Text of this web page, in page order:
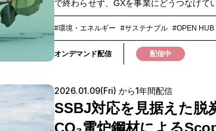
動に向け、制度理解から実務対応へ移行
・社内体制の構築や部門横断での推進に
あり方を検討したい方
で終わらせず、GXを事業にどうつなげて
的な気候変動の深刻化を背景に、自治
GX（グリーントランスフォーメーション
戦略や事業判断に直結する重要テーマへ
特に、2026年度から開始予定のGX-ETS
は、企業の競争力や意思決定に大きな影
トナー選定」にまで関わる領域へと急
す。 本ウェビナーでは、経済産業省より
新の政策動向やGXリーグの考え方・現在
ます。 さらに、自治体・企業の現場担当
#環境・エネルギー #サステナブル #OPEN HUB
オンデマンド配信 配信中
2026.01.09(Fri) から1年間配信
SSBJ対応を見据えた脱
CO₂電炉鋼材による